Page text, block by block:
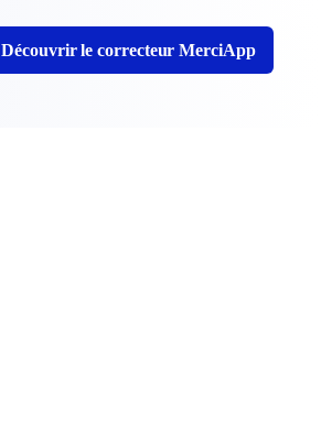
Découvrir le correcteur MerciApp